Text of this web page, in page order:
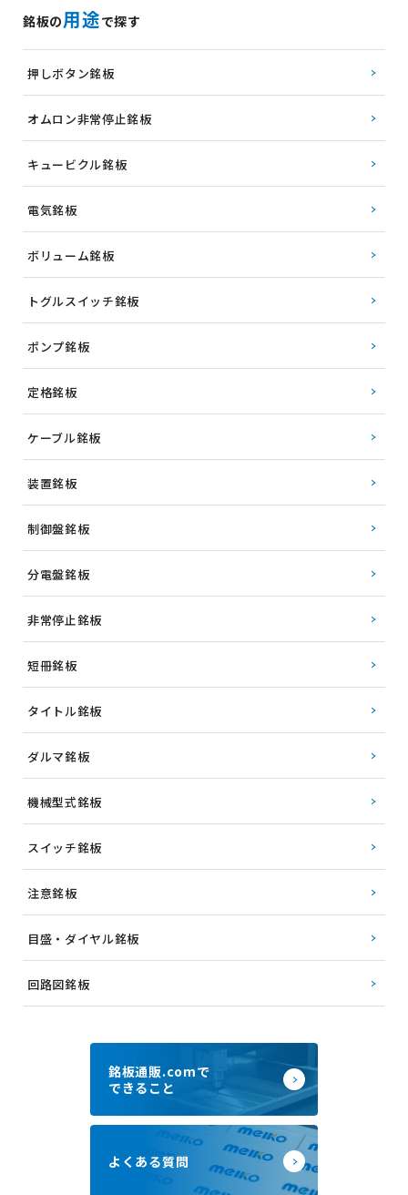
銘板の用途で探す
押しボタン銘板
オムロン非常停止銘板
キュービクル銘板
電気銘板
ボリューム銘板
トグルスイッチ銘板
ポンプ銘板
定格銘板
ケーブル銘板
装置銘板
制御盤銘板
分電盤銘板
非常停止銘板
短冊銘板
タイトル銘板
ダルマ銘板
機械型式銘板
スイッチ銘板
注意銘板
目盛・ダイヤル銘板
回路図銘板
銘板通販.comで
できること
よくある質問